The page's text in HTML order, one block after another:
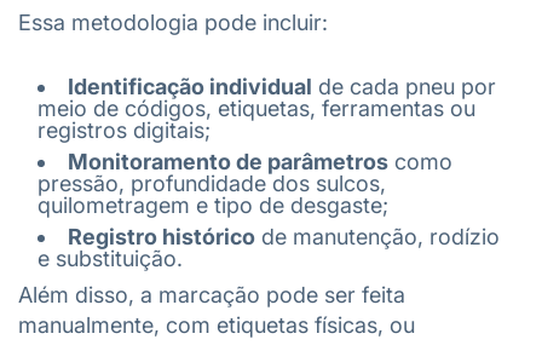
Essa metodologia pode incluir:
Identificação individual de cada pneu por
meio de códigos, etiquetas, ferramentas ou
registros digitais;
Monitoramento de parâmetros como
pressão, profundidade dos sulcos,
quilometragem e tipo de desgaste;
Registro histórico de manutenção, rodízio
e substituição.
Além disso, a marcação pode ser feita
manualmente, com etiquetas físicas, ou